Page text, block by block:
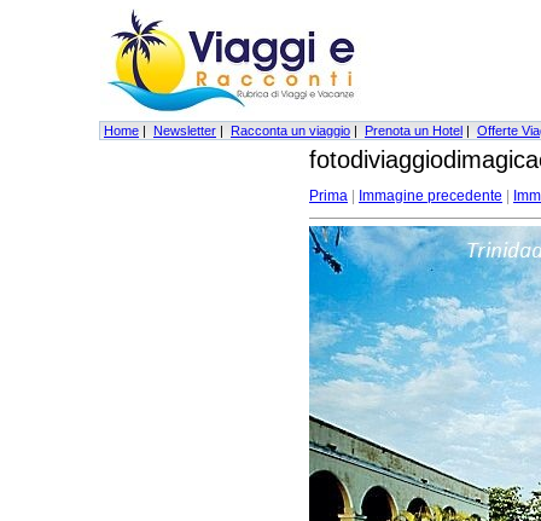
Home | Newsletter | Racconta un viaggio | Prenota un Hotel | Offerte
Prima Immagine precedente